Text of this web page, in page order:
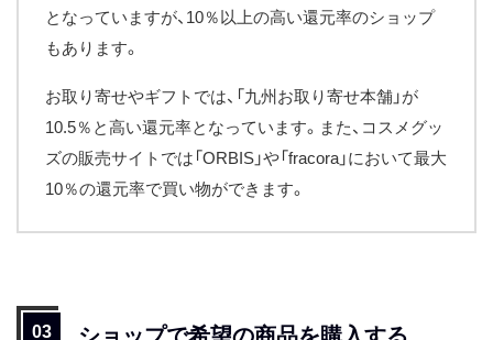
となっていますが、10％以上の高い還元率のショップ
もあります。
お取り寄せやギフトでは、「九州お取り寄せ本舗」が
10.5％と高い還元率となっています。また、コスメグッ
ズの販売サイトでは「ORBIS」や「fracora」において最大
10％の還元率で買い物ができます。
ショップで希望の商品を購入する